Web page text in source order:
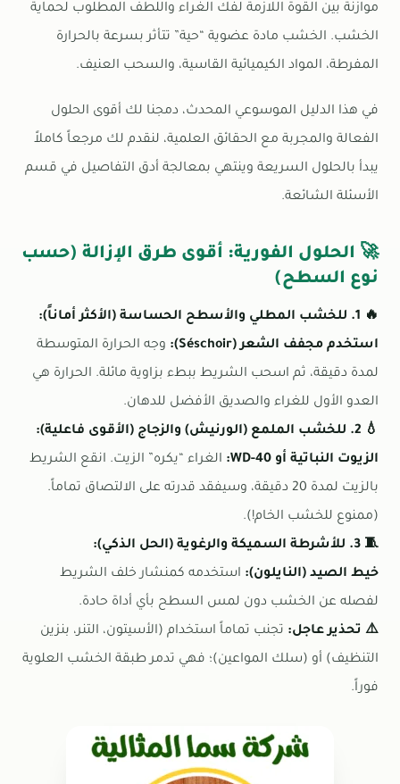
موازنة بين القوة اللازمة لفك الغراء واللطف المطلوب لحماية
الخشب. الخشب مادة عضوية “حية” تتأثر بسرعة بالحرارة
المفرطة، المواد الكيميائية القاسية، والسحب العنيف.
في هذا الدليل الموسوعي المحدث، دمجنا لك أقوى الحلول
الفعالة والمجربة مع الحقائق العلمية، لنقدم لك مرجعاً كاملاً
يبدأ بالحلول السريعة وينتهي بمعالجة أدق التفاصيل في قسم
الأسئلة الشائعة.
🚀 الحلول الفورية: أقوى طرق الإزالة (حسب
نوع السطح)
🔥 1. للخشب المطلي والأسطح الحساسة (الأكثر أماناً):
استخدم مجفف الشعر (Séschoir):
وجه الحرارة المتوسطة
لمدة دقيقة، ثم اسحب الشريط ببطء بزاوية مائلة. الحرارة هي
العدو الأول للغراء والصديق الأفضل للدهان.
💧 2. للخشب الملمع (الورنيش) والزجاج (الأقوى فاعلية):
الزيوت النباتية أو WD-40:
الغراء “يكره” الزيت. انقع الشريط
بالزيت لمدة 20 دقيقة، وسيفقد قدرته على الالتصاق تماماً.
(ممنوع للخشب الخام!).
🧵 3. للأشرطة السميكة والرغوية (الحل الذكي):
خيط الصيد (النايلون): استخدمه كمنشار خلف الشريط
لفصله عن الخشب دون لمس السطح بأي أداة حادة.
⚠️ تحذير عاجل: تجنب تماماً استخدام (الأسيتون، التنر، بنزين
التنظيف) أو (سلك المواعين)؛ فهي تدمر طبقة الخشب العلوية
فوراً.